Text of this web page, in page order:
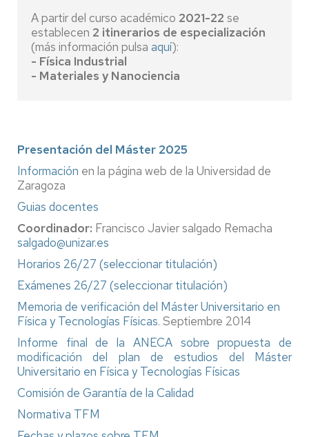
A partir del curso académico 2021-22 se
establecen 2 itinerarios de especialización
(más información pulsa aquí):
- Física Industrial
- Materiales y Nanociencia
Presentación del Máster 2025
Información en la página web de la Universidad de
Zaragoza
Guias docentes
Coordinador: Francisco Javier salgado Remacha
salgado@unizar.es
Horarios 26/27 (seleccionar titulación)
Exámenes 26/27 (seleccionar titulación)
Memoria de verificación del Máster Universitario en
Física y Tecnologías Físicas. Septiembre 2014
Informe final de la ANECA sobre propuesta de
modificación del plan de estudios del Máster
Universitario en Física y Tecnologías Físicas
Comisión de Garantía de la Calidad
Normativa TFM